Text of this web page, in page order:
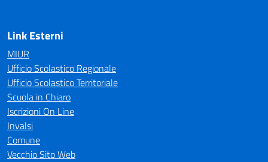
Link Esterni
MIUR
Ufficio Scolastico Regionale
Ufficio Scolastico Territoriale
Scuola in Chiaro
Iscrizioni On Line
Invalsi
Comune
Vecchio Sito Web